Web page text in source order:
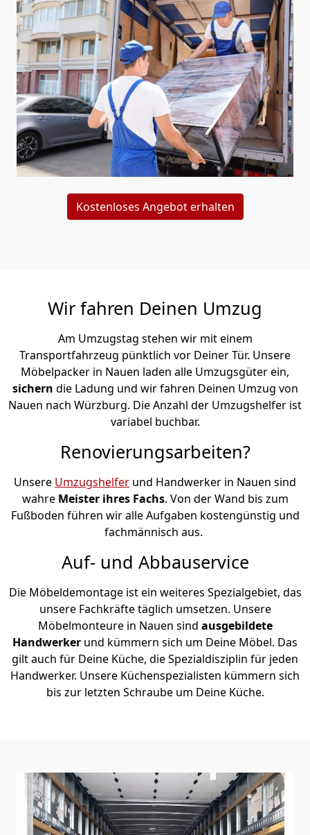
Kostenloses Angebot erhalten
Wir fahren Deinen Umzug
Am Umzugstag stehen wir mit einem
Transportfahrzeug pünktlich vor Deiner Tür. Unsere
Möbelpacker in Nauen laden alle Umzugsgüter ein,
sichern die Ladung und wir fahren Deinen Umzug von
Nauen nach Würzburg. Die Anzahl der Umzugshelfer ist
variabel buchbar.
Renovierungsarbeiten?
Unsere Umzugshelfer und Handwerker in Nauen sind
wahre Meister ihres Fachs. Von der Wand bis zum
Fußboden führen wir alle Aufgaben kostengünstig und
fachmännisch aus.
Auf- und Abbauservice
Die Möbeldemontage ist ein weiteres Spezialgebiet, das
unsere Fachkräfte täglich umsetzen. Unsere
Möbelmonteure in Nauen sind ausgebildete
Handwerker und kümmern sich um Deine Möbel. Das
gilt auch für Deine Küche, die Spezialdisziplin für jeden
Handwerker. Unsere Küchenspezialisten kümmern sich
bis zur letzten Schraube um Deine Küche.